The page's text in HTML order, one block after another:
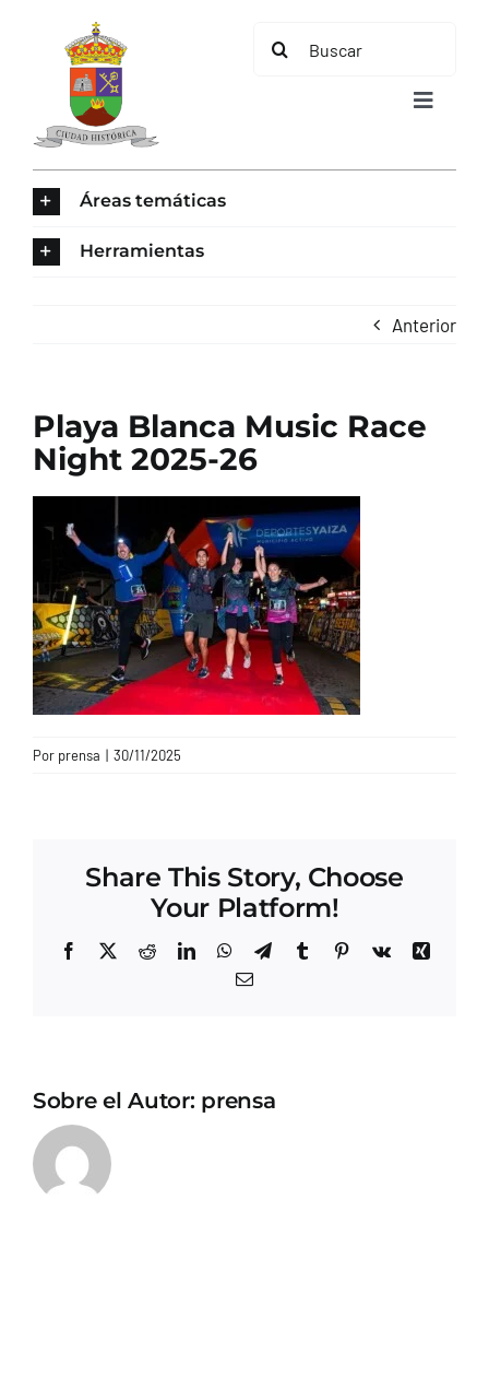
contenido
Buscar:
Toggle
TURISMO
CONTACTO
Áreas temáticas
Herramientas
Anterior
Playa Blanca Music Race
Night 2025-26
Por prensa | 30/11/2025
Share This Story, Choose
Your Platform!
Facebook
X RedditLinkedInWhatsApp
TelegramTumblrPinterest
Vk
Xing
Correo
Sobre el Autor: prensa